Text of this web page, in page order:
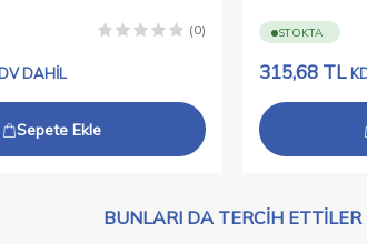
(0)
DAHİL
Sepete Ekle
STOKTA
315,68 TL
BUNLARI DA TERCIH ETTILER